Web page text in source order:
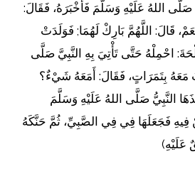
اللهُ عَلَيْهِ وَسَلَّمَ فَأَخْبَرَهُ، فَقَالَ:
قَالَ: اللَّهُمَّ بَارِكْ لَهُمَا; فَوَلَدَتْ
احْمِلْهُ حَتَّى تَأْتِيَ بِهِ النَّبِيَّ صَلَّى
مَعَهُ بِتَمَرَاتٍ، فَقَالَ: أَمَعَهُ شَيْءٌ؟
النَّبِيُّ صَلَّى اللهُ عَلَيْهِ وَسَلَّمَ
فِيهِ فَجَعَلَهَا فِي فِي الصَّبِيِّ، ثُمَّ حَنَّكَهُ
عَلَيْهِ)